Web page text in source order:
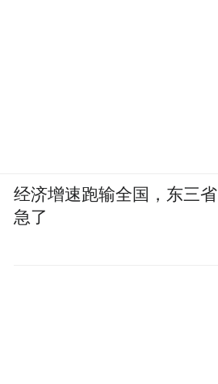
经济增速跑输全国，东三省
急了